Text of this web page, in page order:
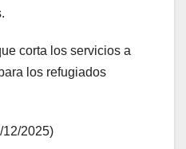
corta los servicios a
los refugiados
12/2025)